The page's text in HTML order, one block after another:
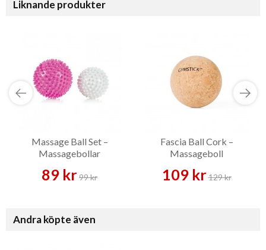
Liknande produkter
Massage Ball Set –
Massagebollar
89 kr99 kr
Fascia Ball Cork –
Massageboll
109 kr129 kr
Andra köpte även